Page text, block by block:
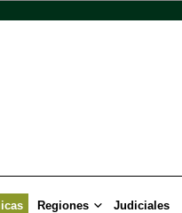
Regiones Judiciales